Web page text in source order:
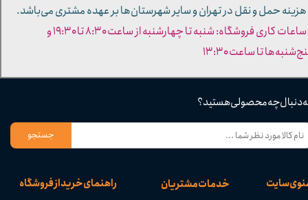
راهنمای خرید از فروشگاه خدمات مشتریان سایت
دنبال چه محصولی هستید؟
جستجو
حمل و نقل در تهران و سایر شهرستان‌ها بر عهده مشتری می‌باشد.
- ساعات کاری فروشگاه: شنبه تا چهارشنبه از ساعت ۸:۳۰ تا ۱۹:۳۰ و
تا ساعت ۱۳:۳۰​​​​​​​